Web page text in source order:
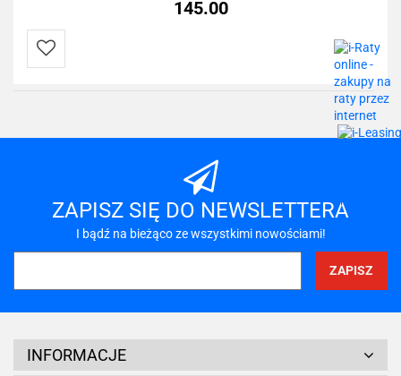
145.00
Do
ZAPISZ SIĘ DO NEWSLETTERA
I bądź na bieżąco ze wszystkimi nowościami!
INFORMACJE